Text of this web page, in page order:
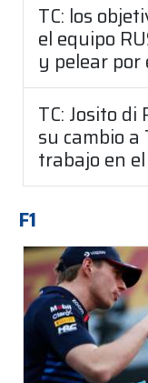
TC: los
el equipo
y pelear por
TC: Josito
su cambio a
trabajo en
F1